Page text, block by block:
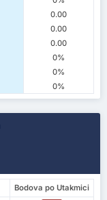
0.00
0.00
0.00
0%
0%
0%
Bodova po Utakmici